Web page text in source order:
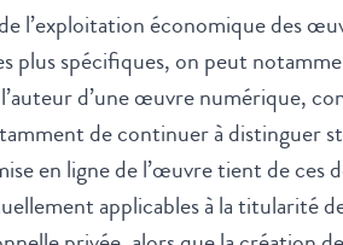
l’exploitation économique des
plus spécifiques, on peut
d’une œuvre numérique,
de continuer à
en ligne de l’œuvre tient de ces
applicables à la titularité